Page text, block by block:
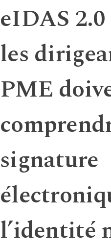
eIDAS 2.0
les
PME
signature
l’identité